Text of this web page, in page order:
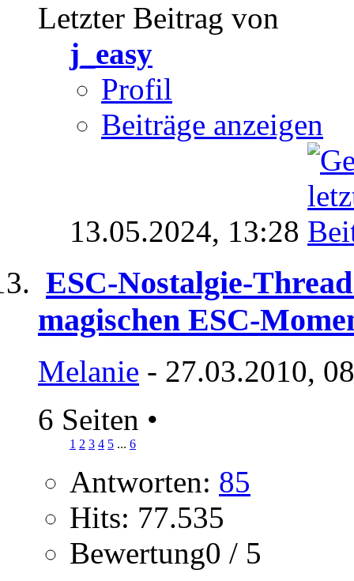
Letzter Beitrag von
j_easy
Profil
Beiträge anzeigen
13.05.2024, 13:28
ESC-Nostalgie-
magischen ESC-
Melanie - 27.03.2010,
6 Seiten •
1 2 3 4 5 ... 6
Antworten: 85
Hits: 77.535
Bewertung0 / 5